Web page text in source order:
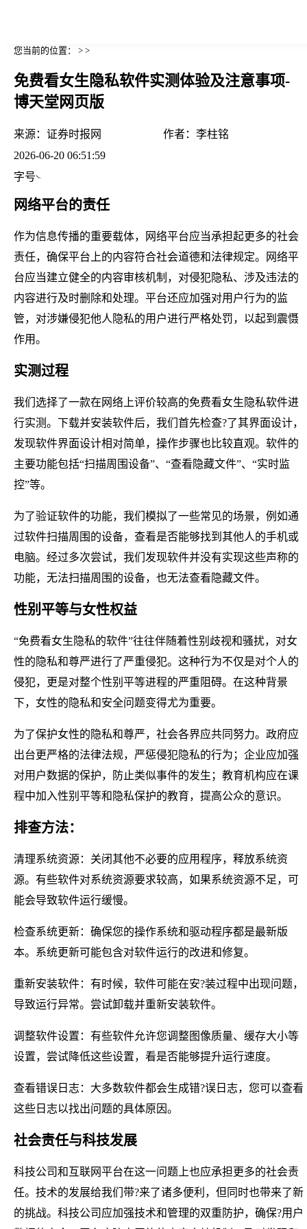
您当前的位置： > >
免费看女生隐私软件实测体验及注意事项-
博天堂网页版
来源： 证券时报网 作者： 李柱铭
2026-06-20 06:51:59
字号
网络平台的责任
作为信息传播的重要载体，网络平台应当承担起更多的社会
责任，确保平台上的内容符合社会道德和法律规定。网络平
台应当建立健全的内容审核机制，对侵犯隐私、涉及违法的
内容进行及时删除和处理。平台还应加强对用户行为的监
管，对涉嫌侵犯他人隐私的用户进行严格处罚，以起到震慑
作用。
实测过程
我们选择了一款在网络上评价较高的免费看女生隐私软件进
行实测。下载并安装软件后，我们首先检查?了其界面设计，
发现软件界面设计相对简单，操作步骤也比较直观。软件的
主要功能包括“扫描周围设备”、“查看隐藏文件”、“实时监
控”等。
为了验证软件的功能，我们模拟了一些常见的场景，例如通
过软件扫描周围的设备，查看是否能够找到其他人的手机或
电脑。经过多次尝试，我们发现软件并没有实现这些声称的
功能，无法扫描周围的设备，也无法查看隐藏文件。
性别平等与女性权益
“免费看女生隐私的软件”往往伴随着性别歧视和骚扰，对女
性的隐私和尊严进行了严重侵犯。这种行为不仅是对个人的
侵犯，更是对整个性别平等进程的严重阻碍。在这种背景
下，女性的隐私和安全问题变得尤为重要。
为了保护女性的隐私和尊严，社会各界应共同努力。政府应
出台更严格的法律法规，严惩侵犯隐私的行为；企业应加强
对用户数据的保护，防止类似事件的发生；教育机构应在课
程中加入性别平等和隐私保护的教育，提高公众的意识。
排查方法：
清理系统资源：关闭其他不必要的应用程序，释放系统资
源。有些软件对系统资源要求较高，如果系统资源不足，可
能会导致软件运行缓慢。
检查系统更新：确保您的操作系统和驱动程序都是最新版
本。系统更新可能包含对软件运行的改进和修复。
重新安装软件：有时候，软件可能在安?装过程中出现问题，
导致运行异常。尝试卸载并重新安装软件。
调整软件设置：有些软件允许您调整图像质量、缓存大小等
设置，尝试降低这些设置，看是否能够提升运行速度。
查看错误日志：大多数软件都会生成错?误日志，您可以查看
这些日志以找出问题的具体原因。
社会责任与科技发展
科技公司和互联网平台在这一问题上也应承担更多的社会责
任。技术的发展给我们带?来了诸多便利，但同时也带来了新
的挑战。科技公司应加强技术和管理的双重防护，确保?用户